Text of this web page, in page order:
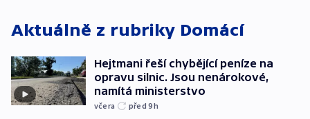
Aktuálně z rubriky Domácí
Hejtmani řeší chybějící peníze na
opravu silnic. Jsou nenárokové,
namítá ministerstvo
včera před 9h